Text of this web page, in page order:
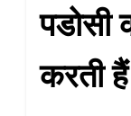
पडोसी
करती